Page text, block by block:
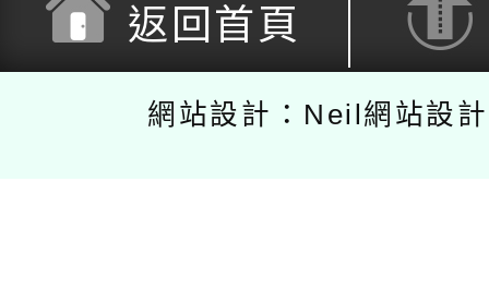
返回首頁
網站設計：Neil網站設